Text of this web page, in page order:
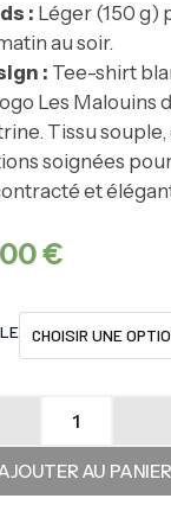
: Léger (150 g)
au soir.
: Tee-shirt
Les Malouins
Tissu
soignées
et
€
de
MalouinsAU PANIER